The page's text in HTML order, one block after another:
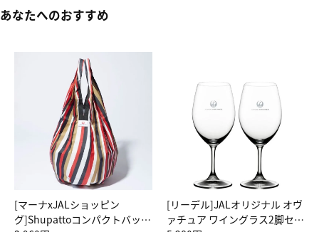
あなたへのおすすめ
[マーナxJALショッピン
グ]Shupattoコンパクトバッグ
[リーデル]JALオリジナル オヴ
ァチュア ワイングラス2脚セッ